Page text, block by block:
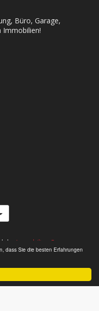
dass Sie die besten Erfahrungen
Büro, Garage,
Immobilien!
der Immobilien Gruppe.
© 2026 Alle Rechte